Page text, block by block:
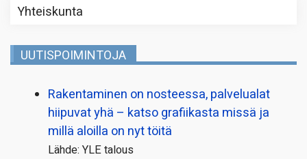
Yhteiskunta
UUTISPOIMINTOJA
Rakentaminen on nosteessa, palvelualat
hiipuvat yhä – katso grafiikasta missä ja
millä aloilla on nyt töitä
Lähde: YLE talous